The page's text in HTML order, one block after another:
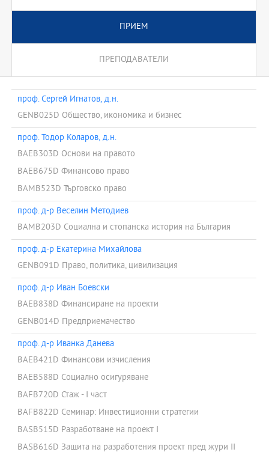
ПРИЕМ
ПРЕПОДАВАТЕЛИ
проф. Сергей Игнатов, д.н.
GENB025D Общество, икономика и бизнес
проф. Тодор Коларов, д.н.
BAEB303D Основи на правото
BAEB675D Финансово право
BAMB523D Търговско право
проф. д-р Веселин Методиев
BAMB203D Социална и стопанска история на България
проф. д-р Екатерина Михайлова
GENB091D Право, политика, цивилизация
проф. д-р Иван Боевски
BAEB838D Финансиране на проекти
GENB014D Предприемачество
проф. д-р Иванка Данева
BAEB421D Финансови изчисления
BAEB588D Социално осигуряване
BAFB720D Стаж - I част
BAFB822D Семинар: Инвестиционни стратегии
BASB515D Разработване на проект I
BASB616D Защита на разработения проект пред жури II